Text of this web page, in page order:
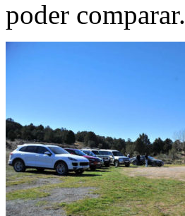
poder comparar.